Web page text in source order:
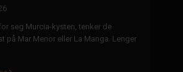
seg Murcia-kysten, tenker de
på Mar Menor eller La Manga. Lenger